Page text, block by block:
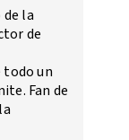
la
de
todo un
Fan de